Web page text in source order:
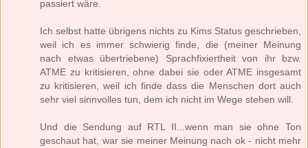
passiert wäre.
Ich selbst hatte übrigens nichts zu Kims Status geschrieben,
weil ich es immer schwierig finde, die (meiner Meinung
nach etwas übertriebene) Sprachfixiertheit von ihr bzw.
ATME zu kritisieren, ohne dabei sie oder ATME insgesamt
zu kritisieren, weil ich finde dass die Menschen dort auch
sehr viel sinnvolles tun, dem ich nicht im Wege stehen will.
Und die Sendung auf RTL II...wenn man sie ohne Ton
geschaut hat, war sie meiner Meinung nach ok - nicht mehr